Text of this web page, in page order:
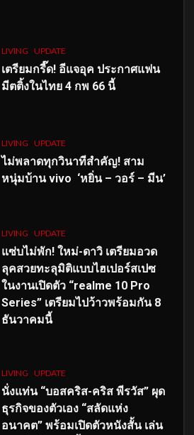
LIVING UPDATE
เตรียมกรี๊ด! อีแจอุค ประกาศแฟน
มีตติ้งในไทย 4 กพ 66 นี้
LIVING UPDATE
ไม่พลาดทุกวินาทีสำคัญ! สาม
หนุ่มบ้าน vivo ‘หยิ่น – วอร์ – มีน’
LIVING UPDATE
แซ่บไม่พัก! ใหม่-ดาวิ เตรียมอวด
ลุคสวยทะลุมิติแบบไฮเปอร์สเปซ
ในงานเปิดตัว “realme 10 Pro
Series” เตรียมไปว้าวพร้อมกัน 8
ธันวาคมนี้
LIVING UPDATE
นั่งแท่น “บอสคริส-คริส พีรวัส” ผุด
ธุรกิจของตัวเอง “สลัดแห่ง
อนาคต” พร้อมเปิดตัวหนังสั้น เล่น